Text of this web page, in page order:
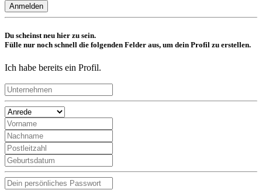
Anmelden
Du scheinst neu hier zu sein.
Fülle nur noch schnell die folgenden Felder aus, um dein Profil zu erstellen.
Ich habe bereits ein Profil.